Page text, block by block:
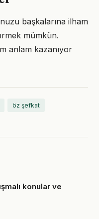
başkalarına ilham
mümkün.
anlam kazanıyor
öz şefkat
konular ve